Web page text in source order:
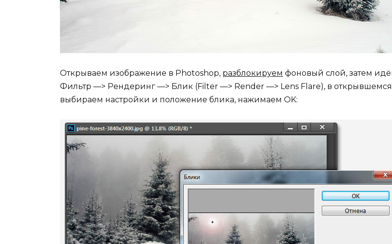
Открываем изображение в Photoshop, разблокируем фоновый слой, затем
Фильтр —> Рендеринг —> Блик (Filter —> Render —> Lens Flare), в
выбираем настройки и положение блика, нажимаем OK: